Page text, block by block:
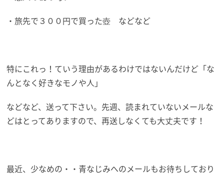
・旅先で３００円で買った壺 などなど
特にこれっ！ていう理由があるわけではないんだけど「な
んとなく好きなモノや人」
などなど、送って下さい。先週、読まれていないメールな
どはとってありますので、再送しなくても大丈夫です！
最近、少なめの・・青なじみへのメールもお待ちしており